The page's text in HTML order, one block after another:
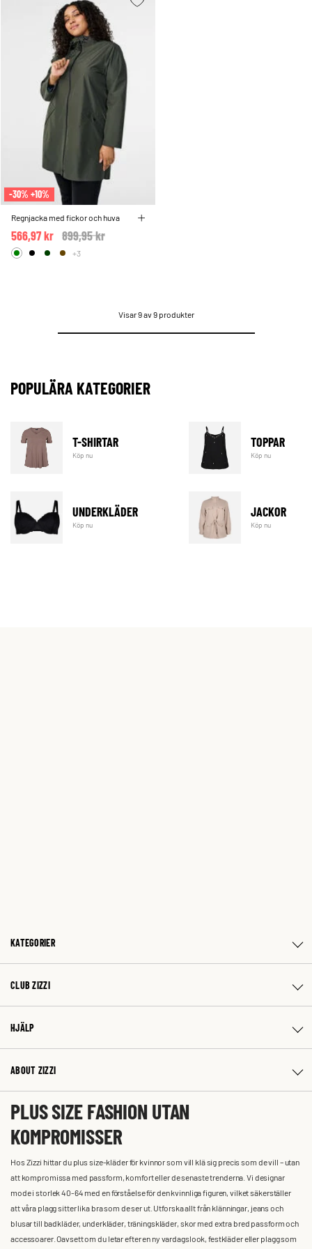
-30% +10%
Regnjacka med fickor och huva
Price reduced from
899,95 kr
566,97 kr
+3
Visar 9 av 9 produkter
POPULÄRA KATEGORIER
T-SHIRTAR
Köp nu
TOPPAR
Köp nu
UNDERKLÄDER
Köp nu
JACKOR
Köp nu
KATEGORIER
CLUB ZIZZI
HJÄLP
ABOUT ZIZZI
PLUS SIZE FASHION UTAN
KOMPROMISSER
Hos Zizzi hittar du plus size-kläder för kvinnor som vill klä sig precis som de vill – utan
att kompromissa med passform, komfort eller de senaste trenderna. Vi designar
mode i storlek 40-64 med en förståelse för den kvinnliga figuren, vilket säkerställer
att våra plagg sitter lika bra som de ser ut. Utforska allt från klänningar, jeans och
blusar till badkläder, underkläder, träningskläder, skor med extra bred passform och
accessoarer. Oavsett om du letar efter en ny vardagslook, festkläder eller plagg som